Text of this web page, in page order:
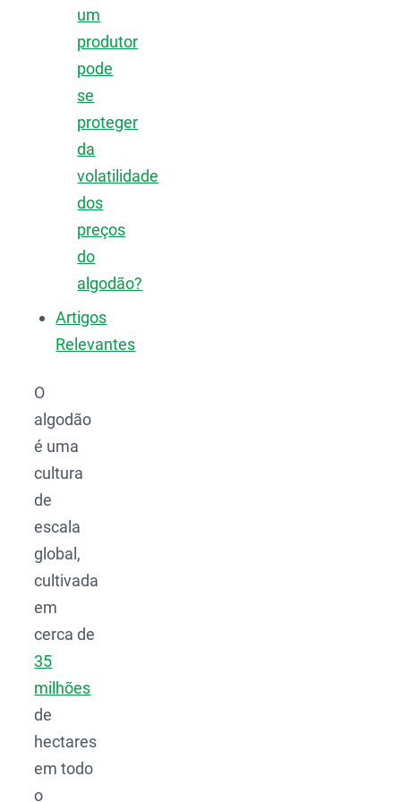
um
produtor
pode
se
proteger
da
volatilidade
dos
preços
do
algodão?
Artigos
Relevantes
O
algodão
é uma
cultura
de
escala
global,
cultivada
em
cerca de
35
milhões
de
hectares
em todo
o